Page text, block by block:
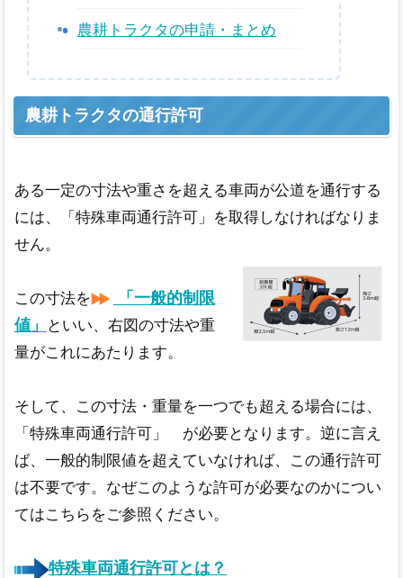
農耕トラクタの申請・まとめ
農耕トラクタの通行許可
ある一定の寸法や重さを超える車両が公道を通行する
には、「特殊車両通行許可」を取得しなければなりま
せん。
この寸法を
「一般的制限
値」
といい、右図の寸法や重
量がこれにあたります。
そして、この寸法・重量を一つでも超える場合には、
「特殊車両通行許可」 が必要となります。逆に言え
ば、一般的制限値を超えていなければ、この通行許可
は不要です。なぜこのような許可が必要なのかについ
てはこちらをご参照ください。
特殊車両通行許可とは？